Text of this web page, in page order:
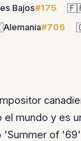
Bajos#175
Alemania#706
mundo y es
of